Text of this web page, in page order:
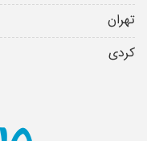
تهران
کردی